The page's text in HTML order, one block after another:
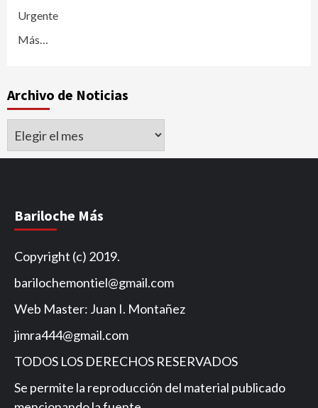
Urgente
Más…
Archivo de Noticias
Archivo
de
Bariloche Más
Copyright (c) 2019.
barilochemontiel@gmail.com
Web Master: Juan I. Montañez
jimra444@gmail.com
TODOS LOS DERECHOS RESERVADOS
Se permite la reproducción del material publicado